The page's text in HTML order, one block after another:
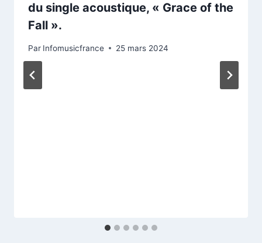
du single acoustique, « Grace of the
Fall ».
Par Infomusicfrance 25 mars 2024